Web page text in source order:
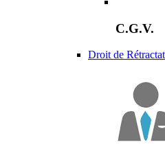
C.G.V.
Droit de